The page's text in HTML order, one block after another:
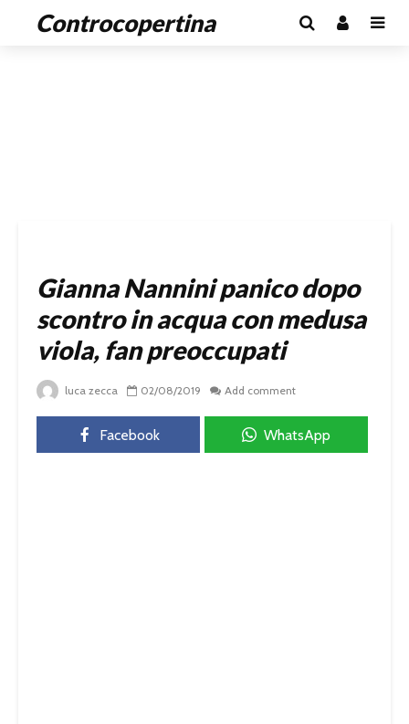
Controcopertina
Gianna Nannini panico dopo
scontro in acqua con medusa
viola, fan preoccupati
luca zecca 02/08/2019 Add comment
Facebook WhatsApp